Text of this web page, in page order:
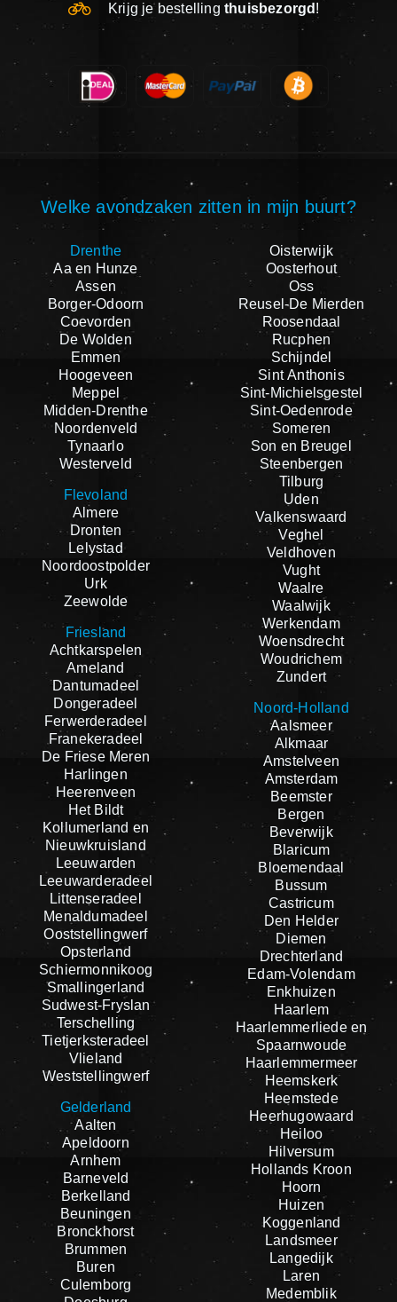
Krijg je bestelling thuisbezorgd !
Welke avondzaken zitten in mijn buurt?
Drenthe
Aa en Hunze
Assen
Borger-Odoorn
Coevorden
De Wolden
Emmen
Hoogeveen
Meppel
Midden-Drenthe
Noordenveld
Tynaarlo
Westerveld
Flevoland
Almere
Dronten
Lelystad
Noordoostpolder
Urk
Zeewolde
Friesland
Achtkarspelen
Ameland
Dantumadeel
Dongeradeel
Ferwerderadeel
Franekeradeel
De Friese Meren
Harlingen
Heerenveen
Het Bildt
Kollumerland en
Nieuwkruisland
Leeuwarden
Leeuwarderadeel
Littenseradeel
Menaldumadeel
Ooststellingwerf
Opsterland
Schiermonnikoog
Smallingerland
Sudwest-Fryslan
Terschelling
Tietjerksteradeel
Vlieland
Weststellingwerf
Gelderland
Aalten
Apeldoorn
Arnhem
Barneveld
Berkelland
Beuningen
Bronckhorst
Brummen
Buren
Culemborg
Oisterwijk
Oosterhout
Oss
Reusel-De Mierden
Roosendaal
Rucphen
Schijndel
Sint Anthonis
Sint-Michielsgestel
Sint-Oedenrode
Someren
Son en Breugel
Steenbergen
Tilburg
Uden
Valkenswaard
Veghel
Veldhoven
Vught
Waalre
Waalwijk
Werkendam
Woensdrecht
Woudrichem
Zundert
Noord-Holland
Aalsmeer
Alkmaar
Amstelveen
Amsterdam
Beemster
Bergen
Beverwijk
Blaricum
Bloemendaal
Bussum
Castricum
Den Helder
Diemen
Drechterland
Edam-Volendam
Enkhuizen
Haarlem
Haarlemmerliede en
Spaarnwoude
Haarlemmermeer
Heemskerk
Heemstede
Heerhugowaard
Heiloo
Hilversum
Hollands Kroon
Hoorn
Huizen
Koggenland
Landsmeer
Langedijk
Laren
Medemblik